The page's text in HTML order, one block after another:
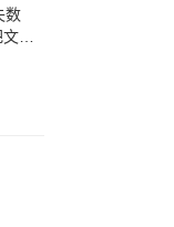
数
件